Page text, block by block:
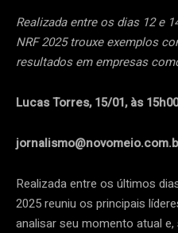
Realizada entre os dias 12 e
NRF 2025 trouxe exemplos
resultados em empresas
Lucas Torres, 15/01, às 15h00
Realizada entre os últimos
2025 reuniu os principais
analisar seu momento atual